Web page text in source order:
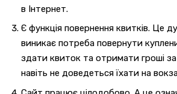
в Інтернет.
Є функція повернення квитків. Це
виникає потреба повернути
здати квиток та отримати гроші
навіть не доведеться їхати на